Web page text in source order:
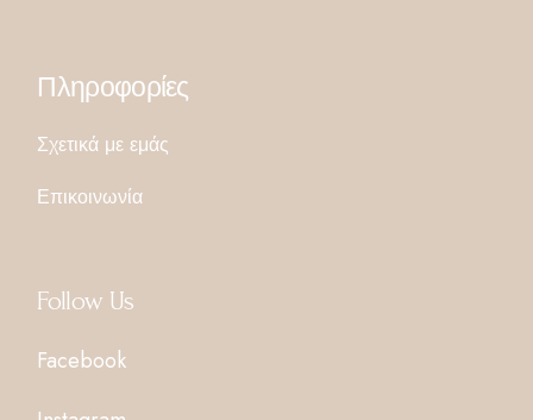
Πληροφορίες
Σχετικά με εμάς
Επικοινωνία
Follow Us
Facebook